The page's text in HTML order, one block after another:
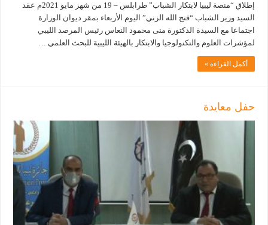
إطلاق “منصة ليبيا لابتكار الشباب” طرابلس – 19 من شهر مايو 2021م عقد
السيد وزير الشباب “فتح الله الزني” اليوم الأربعاء بمقر ديوان الوزارة
اجتماعا مع السيدة الدكتورة منى محمود النعاس رئيس المرصد الليبي
لمؤشرات العلوم والتكنولوجيا والابتكار بالهيئة الليبية للبحث العلمي …
أكمل القراءة »
حفل معايدة